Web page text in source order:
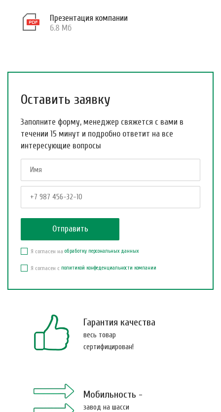
Презентация компании
6.8 Мб
Оставить заявку
Заполните форму, менеджер свяжется с вами в
течении 15 минут и подробно ответит на все
интересующие вопросы
Я согласен на обработку персональных данных
Я согласен с политикой конфеденциальности компании
Гарантия качества
весь товар
сертифицирован!
Мобильность -
завод на шасси